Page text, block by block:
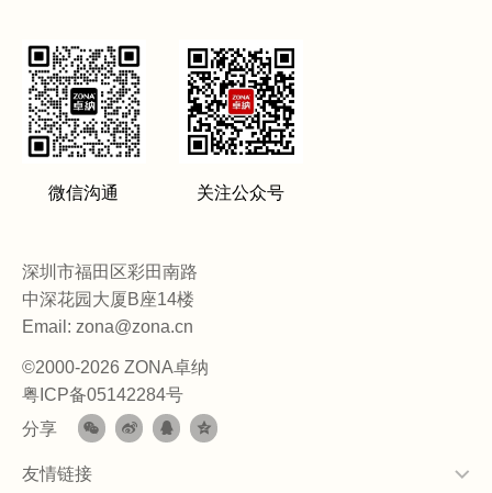
微信沟通 关注公众号
深圳市福田区彩田南路
中深花园大厦B座14楼
Email: zona@zona.cn
©2000-2026 ZONA卓纳
粤ICP备05142284号
分享
友情链接